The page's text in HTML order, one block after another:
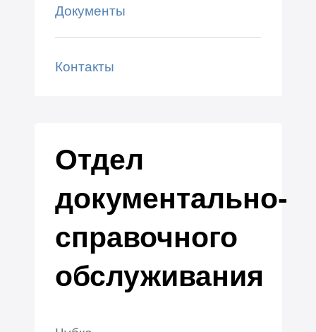
Документы
Контакты
Отдел
документально-
справочного
обслуживания